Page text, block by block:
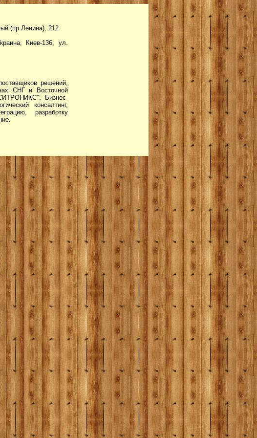
(пр.Ленина), 212
Киев-136, ул.
решений,
СНГ и Восточной
Бизнес-
консалтинг,
разработку